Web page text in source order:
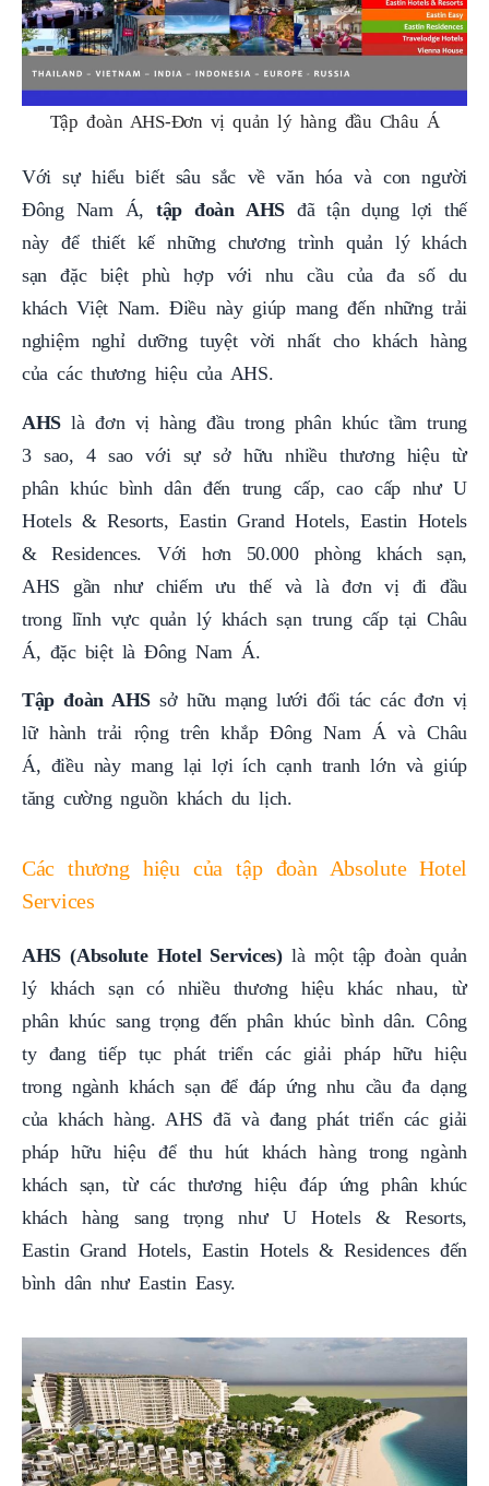
Tập đoàn AHS-Đơn vị quản lý hàng đầu Châu Á
Với sự hiểu biết sâu sắc về văn hóa và con người
Đông Nam Á,tập đoàn AHSđã tận dụng lợi thế
này để thiết kế những chương trình quản lý khách
sạn đặc biệt phù hợp với nhu cầu của đa số du
khách Việt Nam. Điều này giúp mang đến những trải
nghiệm nghỉ dưỡng tuyệt vời nhất cho khách hàng
của các thương hiệu của AHS.
AHS là đơn vị hàng đầu trong phân khúc tầm trung
3 sao, 4 sao với sự sở hữu nhiều thương hiệu từ
phân khúc bình dân đến trung cấp, cao cấp như U
Hotels & Resorts, Eastin Grand Hotels, Eastin Hotels
& Residences. Với hơn 50.000 phòng khách sạn,
AHS gần như chiếm ưu thế và là đơn vị đi đầu
trong lĩnh vực quản lý khách sạn trung cấp tại Châu
Á, đặc biệt là Đông Nam Á.
Tập đoàn AHS sở hữu mạng lưới đối tác các đơn vị
lữ hành trải rộng trên khắp Đông Nam Á và Châu
Á, điều này mang lại lợi ích cạnh tranh lớn và giúp
tăng cường nguồn khách du lịch.
Các thương hiệu của tập đoàn Absolute Hotel
Services
AHS (Absolute Hotel Services)là một tập đoàn quản
lý khách sạn có nhiều thương hiệu khác nhau, từ
phân khúc sang trọng đến phân khúc bình dân. Công
ty đang tiếp tục phát triển các giải pháp hữu hiệu
trong ngành khách sạn để đáp ứng nhu cầu đa dạng
của khách hàng. AHS đã và đang phát triển các giải
pháp hữu hiệu để thu hút khách hàng trong ngành
khách sạn, từ các thương hiệu đáp ứng phân khúc
khách hàng sang trọng như U Hotels & Resorts,
Eastin Grand Hotels, Eastin Hotels & Residences đến
bình dân như Eastin Easy.